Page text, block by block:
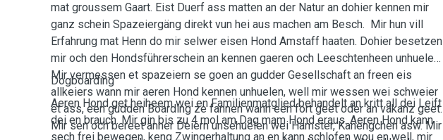
mat groussem Gaart. Eist Duerf ass matten an der Natur an dohier kennen mir
ganz schein Spazeiergäng direkt vun hei aus machen am Besch. Mir hun vill
Erfahrung mat Henn do mir selwer eisen Hond Amstaff haaten. Dohier besetzen
mir och den Hondsführerschein an kennen gaeren och Leeschtenheen unhuelen.
Mir vermessen et spazeiern se goen an gudder Gesellschaft an freen eis
allkeiers wann mir aeren Hond kennen unhuelen, well mir wessen wei schweier
et ass, een gudden Boarding ze fannen wann een fort geet oder an vakanz geet.
Mir sen och bereet anner Deiern unsehuelen wei Hamster, Kanengchen asw. Mir
Dogboarding
Aeren Hond get heiheem wei en Familienmatglied behandelt an kritt all dei Leift
dei en brauch. Mir gin bis zu 4 mol am Dag mam Hond eraus. Aeren Hond kann
sech frei bewegen, keng Zwingerhaltung an en kann schlofen wou en well, mir